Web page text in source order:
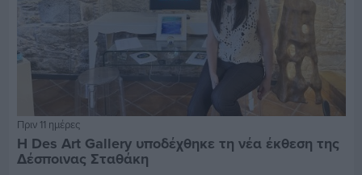
Πριν 11 ημέρες
Η Des Art Gallery υποδέχθηκε τη νέα έκθεση της
Δέσποινας Σταθάκη